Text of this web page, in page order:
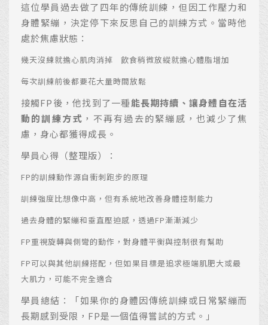
這位學員過去做了四年的傳統訓練，但因工作壓力和
身體緊繃，決定停下來反思自己的訓練方式。當時他
處於焦慮狀態：
幾天沒練就擔心肌肉消掉
飲食稍微放縱就擔心體脂增加
每次訓練前後都要花大量時間放鬆
接觸FP後，他找到了一種能長期持續、讓身體自在活
動的訓練方式 ，不再有過去的緊繃感，也減少了焦
慮，身心都獲得成長。
學員心得（整理版）：
FP的訓練動作源自衝刺跑步的原理
訓練強度比想像中高，但有系統地改善身體控制能力
過去身體的緊繃和垂直壓迫感，透過FP漸漸減少
FP重視旋轉與側彎的動作，對身體平衡與控制很有幫助
FP可以與其他訓練搭配，但如果目標是追求極端肌肥大或最
大肌力，可能不完全適合
學員總結：「如果你的身體因傳統訓練或日常緊繃而
長期感到受限，FP是一個值得嘗試的方式。」